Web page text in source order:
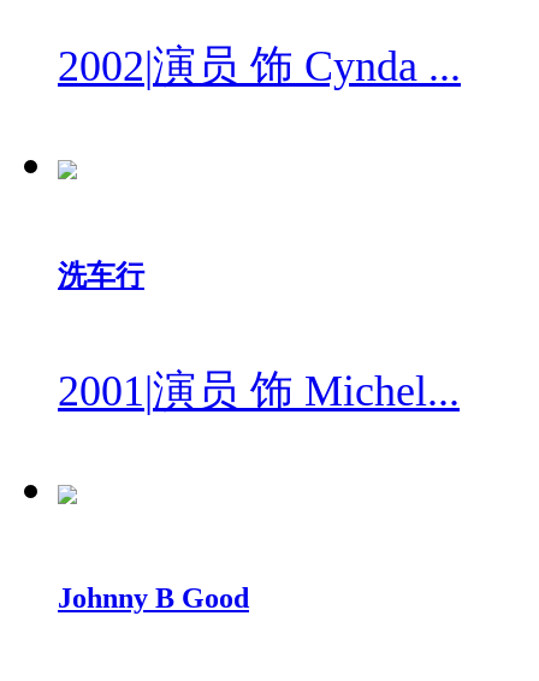
2002|演员 饰 Cynda ...
洗车行
2001|演员 饰 Michel...
Johnny B Good